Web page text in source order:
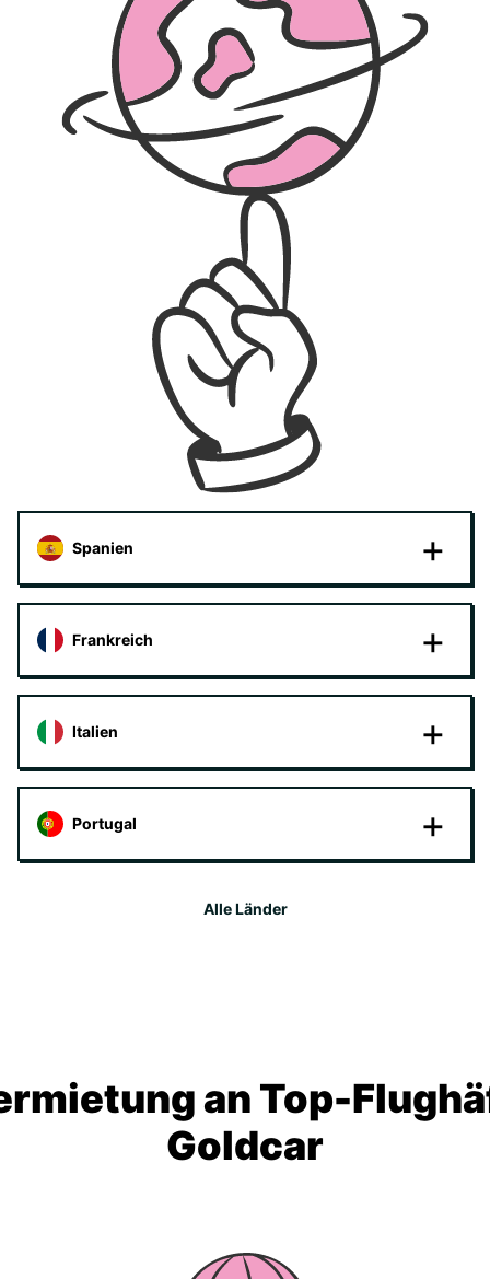
Spanien
Frankreich
Italien
Portugal
Alle Länder
an Top-
Goldcar